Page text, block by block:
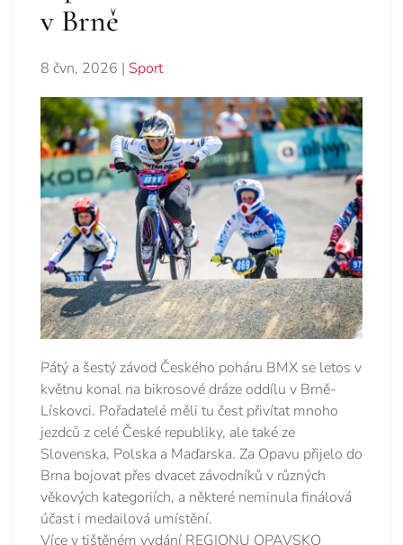
v Brně
8 čvn, 2026 | Sport
Pátý a šestý závod Českého poháru BMX se letos v
květnu konal na bikrosové dráze oddílu v Brně-
Lískovci. Pořadatelé měli tu čest přivítat mnoho
jezdců z celé České republiky, ale také ze
Slovenska, Polska a Maďarska. Za Opavu přijelo do
Brna bojovat přes dvacet závodníků v různých
věkových kategoriích, a některé neminula finálová
účast i medailová umístění.
Více v tištěném vydání REGIONU OPAVSKO